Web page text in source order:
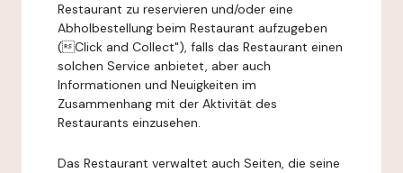
Restaurant zu reservieren und/oder eine
Abholbestellung beim Restaurant aufzugeben
(Click and Collect"), falls das Restaurant einen
solchen Service anbietet, aber auch
Informationen und Neuigkeiten im
Zusammenhang mit der Aktivität des
Restaurants einzusehen.
Das Restaurant verwaltet auch Seiten, die seine